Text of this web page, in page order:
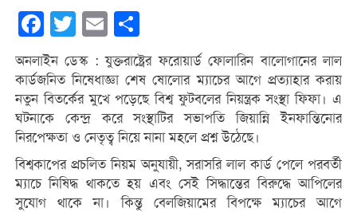
Facebook
Twitter Email
অনলাইন ডেস্ক : যুক্তরাষ্ট্রের ফরোয়ার্ড ফোলারিন বালোগানের লাল
কার্ডজনিত নিষেধাজ্ঞা শেষ ষোলোর ম্যাচের আগে প্রত্যাহার করায়
নতুন বিতর্কের মুখে পড়েছে বিশ্ব ফুটবলের নিয়ন্ত্রক সংস্থা ফিফা। এ
ঘটনাকে কেন্দ্র করে সংস্থাটির সভাপতি জিয়ান্নি ইনফান্তিনোর
নিরপেক্ষতা ও নেতৃত্ব নিয়ে নানা মহলে প্রশ্ন উঠেছে।
বিশ্বকাপের প্রচলিত নিয়ম অনুযায়ী, সরাসরি লাল কার্ড পেলে পরবর্তী
ম্যাচে নিষিদ্ধ থাকতে হয় এবং সেই সিদ্ধান্তের বিরুদ্ধে আপিলের
সুযোগ থাকে না। কিন্তু বেলজিয়ামের বিপক্ষে ম্যাচের আগে